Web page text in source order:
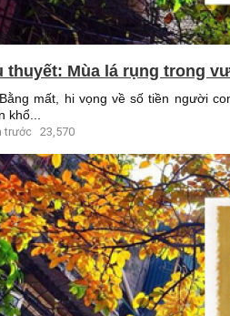
thuyết: Mùa lá rụng trong
mất, hi vọng về số tiền người
khổ...
trước 23,570